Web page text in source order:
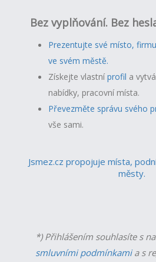
Bez vyplňování. Bez
Prezentujte své místo,
ve svém městě.
Získejte vlastníprofil a v
nabídky, pracovní místa.
Převezměte správu svého
vše sami.
Jsmez.cz propojuje místa,
městy.
*) Přihlášením souhlasíte s
smluvními podmínkamia s